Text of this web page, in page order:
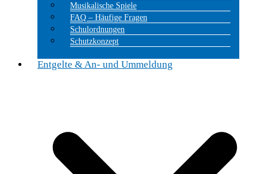
Musikalische Spiele
FAQ – Häufige Fragen
Schulordnungen
Schutzkonzept
Entgelte & An- und Ummeldung